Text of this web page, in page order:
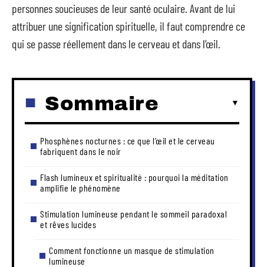
personnes soucieuses de leur santé oculaire. Avant de lui
attribuer une signification spirituelle, il faut comprendre ce
qui se passe réellement dans le cerveau et dans l’œil.
Sommaire
Phosphènes nocturnes : ce que l’œil et le cerveau
fabriquent dans le noir
Flash lumineux et spiritualité : pourquoi la méditation
amplifie le phénomène
Stimulation lumineuse pendant le sommeil paradoxal
et rêves lucides
Comment fonctionne un masque de stimulation
lumineuse